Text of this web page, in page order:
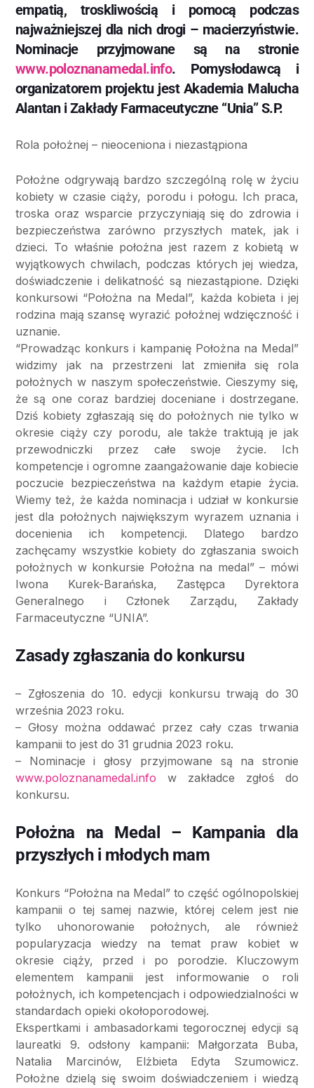
empatią, troskliwością i pomocą podczas
najważniejszej dla nich drogi – macierzyństwie.
Nominacje przyjmowane są na stronie
www.poloznanamedal.info. Pomysłodawcą i
organizatorem projektu jest Akademia Malucha
Alantan i Zakłady Farmaceutyczne “Unia” S.P.
Rola położnej – nieoceniona i niezastąpiona
Położne odgrywają bardzo szczególną rolę w życiu
kobiety w czasie ciąży, porodu i połogu. Ich praca,
troska oraz wsparcie przyczyniają się do zdrowia i
bezpieczeństwa zarówno przyszłych matek, jak i
dzieci. To właśnie położna jest razem z kobietą w
wyjątkowych chwilach, podczas których jej wiedza,
doświadczenie i delikatność są niezastąpione. Dzięki
konkursowi “Położna na Medal”, każda kobieta i jej
rodzina mają szansę wyrazić położnej wdzięczność i
uznanie.
“Prowadząc konkurs i kampanię Położna na Medal”
widzimy jak na przestrzeni lat zmieniła się rola
położnych w naszym społeczeństwie. Cieszymy się,
że są one coraz bardziej doceniane i dostrzegane.
Dziś kobiety zgłaszają się do położnych nie tylko w
okresie ciąży czy porodu, ale także traktują je jak
przewodniczki przez całe swoje życie. Ich
kompetencje i ogromne zaangażowanie daje kobiecie
poczucie bezpieczeństwa na każdym etapie życia.
Wiemy też, że każda nominacja i udział w konkursie
jest dla położnych największym wyrazem uznania i
docenienia ich kompetencji. Dlatego bardzo
zachęcamy wszystkie kobiety do zgłaszania swoich
położnych w konkursie Położna na medal” – mówi
Iwona Kurek-Barańska, Zastępca Dyrektora
Generalnego i Członek Zarządu, Zakłady
Farmaceutyczne “UNIA”.
Zasady zgłaszania do konkursu
– Zgłoszenia do 10. edycji konkursu trwają do 30
września 2023 roku.
– Głosy można oddawać przez cały czas trwania
kampanii to jest do 31 grudnia 2023 roku.
– Nominacje i głosy przyjmowane są na stronie
www.poloznanamedal.info w zakładce zgłoś do
konkursu.
Położna na Medal – Kampania dla
przyszłych i młodych mam
Konkurs “Położna na Medal” to część ogólnopolskiej
kampanii o tej samej nazwie, której celem jest nie
tylko uhonorowanie położnych, ale również
popularyzacja wiedzy na temat praw kobiet w
okresie ciąży, przed i po porodzie. Kluczowym
elementem kampanii jest informowanie o roli
położnych, ich kompetencjach i odpowiedzialności w
standardach opieki okołoporodowej.
Ekspertkami i ambasadorkami tegorocznej edycji są
laureatki 9. odsłony kampanii: Małgorzata Buba,
Natalia Marcinów, Elżbieta Edyta Szumowicz.
Położne dzielą się swoim doświadczeniem i wiedzą